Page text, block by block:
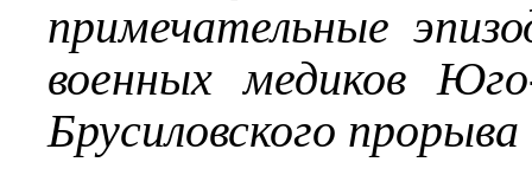
примечательные
военных медиков
Брусиловского